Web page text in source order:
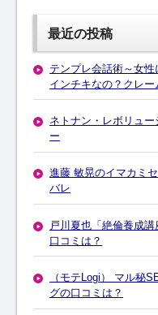
最近の投稿
テンプレ会話術～女
インチキなの？クレー
ネトナン・レボリュ
ー
進藤 敏晃のイマカミ
バレ
戸川夏也「絶倫養成
口コミは？
（モテLogi） マル秘
グの口コミは？